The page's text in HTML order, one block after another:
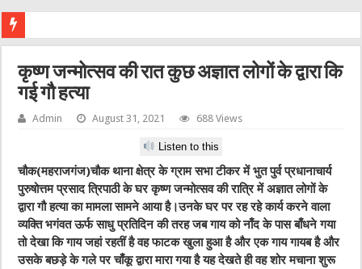
कृष्ण जन्मोत्सव की रात कुछ अज्ञात लोगों के द्वारा कि
गई गौ हत्या
Admin August 31, 2021 688 Views
Listen to this
चौक(महराजगंज)चौक थाना क्षेत्र के ग्राम सभा टीकर में भुत पुर्व प्रधानाचार्य
पुरुषोत्तम प्रसाद त्रिपाठी के घर कृष्ण जन्मोत्सव की रात्रि में अज्ञात लोगों के
द्वारा गौ हत्या का मामला सामने आया है।उनके घर पर रह रहे कार्य करने वाला
व्यक्ति भगंवत ऊर्फ साधु प्रतिदिन की तरह जब गाय को नाँद के पास बाँधने गया
तो देखा कि गाय जहां रहतीं है वह फाटक खुला हुआ है और एक गाय गायब है और
उसके बछड़े के गले पर चाँकू द्वारा मारा गया है यह देखते ही वह शोर मचाना शुरू